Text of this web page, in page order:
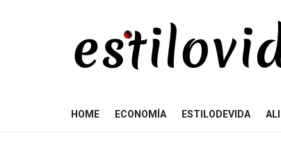
HOME ECONOMÍA ESTILODEVIDA